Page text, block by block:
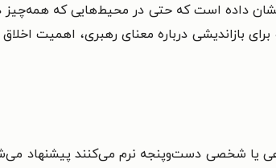
داده است که حتی در محیط‌هایی که همه‌چیز
بازاندیشی درباره معنای رهبری، اهمیت
یا شخصی دست‌وپنجه نرم می‌کنند پیشنهاد